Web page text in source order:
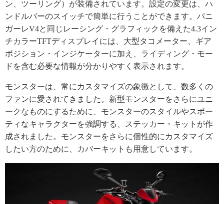
ン、ツーリング）が装備されています。設定の変更は、ハ
ンドルバーのスイッチで簡単に行うことができます。パニ
ガーレV4と同じレーシング・グラフィックを備えた4.3イン
チカラーTFTディスプレイには、大型タコメーター、ギア
ポジション・インジケーターに加え、ライディング・モー
ドを含む必要な情報が分かりやすく表示されます。
モンスターは、常にカスタマイズの象徴として、数多くの
ファンに愛されてきました。新型モンスターをさらにユニ
ークなものにするために、モンスターのスタイルやスポー
ティなキャラクターを強調する、ステッカー・キットが作
成されました。モンスターをさらに個性的にカスタマイズ
したい方のために、カバーキットも用意しています。